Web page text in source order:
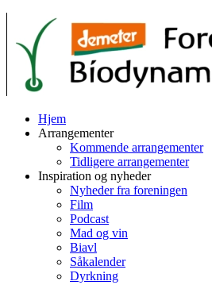
Hjem
Arrangementer
Kommende arrangementer
Tidligere arrangementer
Inspiration og nyheder
Nyheder fra foreningen
Film
Podcast
Mad og vin
Biavl
Såkalender
Dyrkning